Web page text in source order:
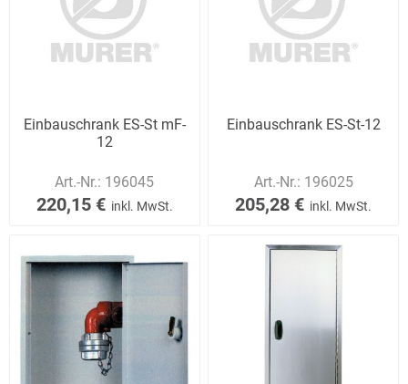
Einbauschrank ES-St mF-
12
Art.-Nr.: 196045
220,15 € inkl. MwSt.
Einbauschrank ES-St-12
Art.-Nr.: 196025
205,28 € inkl. MwSt.